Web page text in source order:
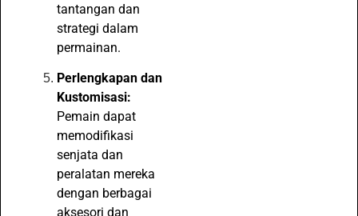
tantangan dan
strategi dalam
permainan.
Perlengkapan dan
Kustomisasi:
Pemain dapat
memodifikasi
senjata dan
peralatan mereka
dengan berbagai
aksesori dan